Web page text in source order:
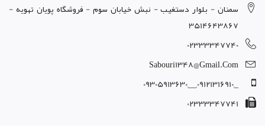
سمنان - بلوار دستغيب - نبش خيابان سوم - فروشگاه پويان تهويه -
3514643867
02333347740
Sabouri1348@gmail.com
_,09121316910,__,09305913630
02333347741